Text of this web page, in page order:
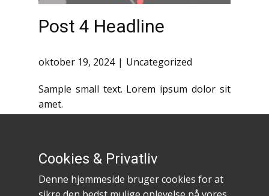
Post 4 Headline
oktober 19, 2024 Uncategorized
Sample small text. Lorem ipsum dolor sit
amet.
Persondatapolitik hos Dogfocus
Cookies & Privatliv
Denne hjemmeside bruger cookies for at